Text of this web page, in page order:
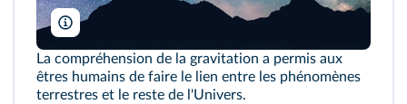
anatoliy_gleb/Shutterstock
La compréhension de la gravitation a permis aux
êtres humains de faire le lien entre les phénomènes
terrestres et le reste de l'Univers.